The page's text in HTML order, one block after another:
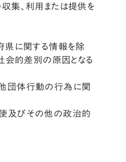
集、利用または提供を
県に関する情報を除
会的差別の原因となる
団体行動の行為に関
及びその他の政治的